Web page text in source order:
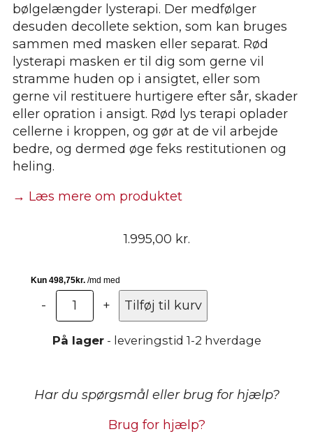
bølgelængder lysterapi. Der medfølger
desuden decollete sektion, som kan bruges
sammen med masken eller separat. Rød
lysterapi masken er til dig som gerne vil
stramme huden op i ansigtet, eller som
gerne vil restituere hurtigere efter sår, skader
eller opration i ansigt. Rød lys terapi oplader
cellerne i kroppen, og gør at de vil arbejde
bedre, og dermed øge feks restitutionen og
heling.
→ Læs mere om produktet
1.995,00 kr.
-
Lysterapi
maske
inkl
decollete
Heat
+ Tilføj til kurv
På lager- leveringstid 1-2 hverdage
Har du spørgsmål eller brug for hjælp?
Brug for hjælp?